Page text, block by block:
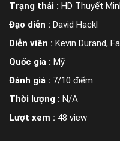
Trạng thái : HD Thuyết
Đạo diễn : David Hackl
Diễn viên : Kevin Durand,
Quốc gia : Mỹ
Đánh giá : 7/10 điểm
Thời lượng : N/A
Lượt xem : 48 view